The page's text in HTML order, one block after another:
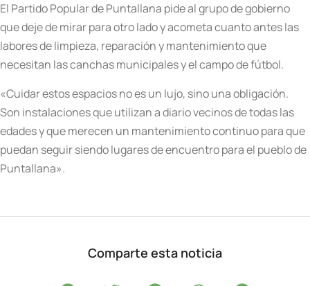
El Partido Popular de Puntallana pide al grupo de gobierno
que deje de mirar para otro lado y acometa cuanto antes las
labores de limpieza, reparación y mantenimiento que
necesitan las canchas municipales y el campo de fútbol.
«Cuidar estos espacios no es un lujo, sino una obligación.
Son instalaciones que utilizan a diario vecinos de todas las
edades y que merecen un mantenimiento continuo para que
puedan seguir siendo lugares de encuentro para el pueblo de
Puntallana».
Comparte esta noticia